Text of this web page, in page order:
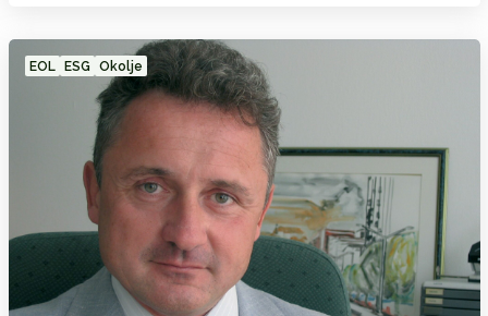
EOL ESG Okolje